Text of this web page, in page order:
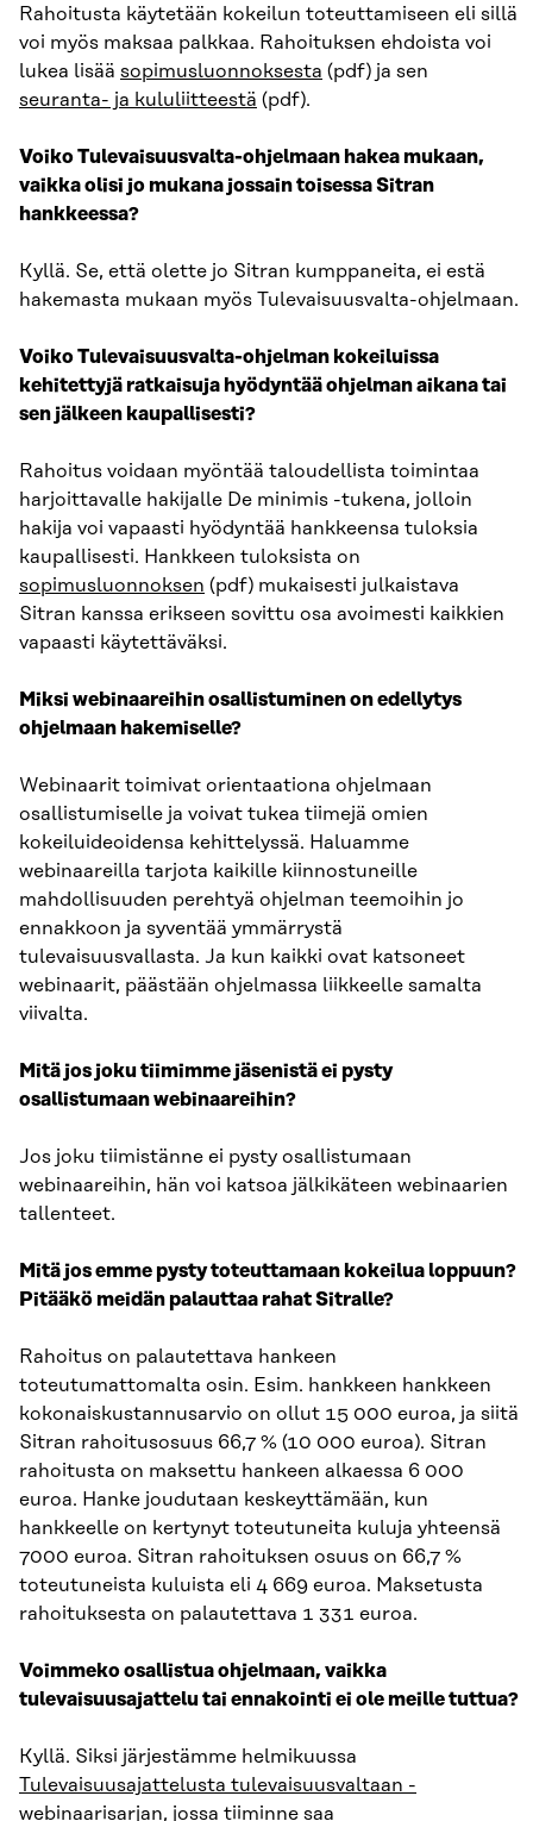
Rahoitusta käytetään kokeilun toteuttamiseen eli sillä
voi myös maksaa palkkaa. Rahoituksen ehdoista voi
lukea lisää sopimusluonnoksesta (pdf) ja sen
seuranta- ja kululiitteestä (pdf).
Voiko Tulevaisuusvalta-ohjelmaan hakea mukaan,
vaikka olisi jo mukana jossain toisessa Sitran
hankkeessa?
Kyllä. Se, että olette jo Sitran kumppaneita, ei estä
hakemasta mukaan myös Tulevaisuusvalta-ohjelmaan.
Voiko Tulevaisuusvalta-ohjelman kokeiluissa
kehitettyjä ratkaisuja hyödyntää ohjelman aikana tai
sen jälkeen kaupallisesti?
Rahoitus voidaan myöntää taloudellista toimintaa
harjoittavalle hakijalle De minimis -tukena, jolloin
hakija voi vapaasti hyödyntää hankkeensa tuloksia
kaupallisesti. Hankkeen tuloksista on
sopimusluonnoksen (pdf) mukaisesti julkaistava
Sitran kanssa erikseen sovittu osa avoimesti kaikkien
vapaasti käytettäväksi.
Miksi webinaareihin osallistuminen on edellytys
ohjelmaan hakemiselle?
Webinaarit toimivat orientaationa ohjelmaan
osallistumiselle ja voivat tukea tiimejä omien
kokeiluideoidensa kehittelyssä. Haluamme
webinaareilla tarjota kaikille kiinnostuneille
mahdollisuuden perehtyä ohjelman teemoihin jo
ennakkoon ja syventää ymmärrystä
tulevaisuusvallasta. Ja kun kaikki ovat katsoneet
webinaarit, päästään ohjelmassa liikkeelle samalta
viivalta.
Mitä jos joku tiimimme jäsenistä ei pysty
osallistumaan webinaareihin?
Jos joku tiimistänne ei pysty osallistumaan
webinaareihin, hän voi katsoa jälkikäteen webinaarien
tallenteet.
Mitä jos emme pysty toteuttamaan kokeilua loppuun?
Pitääkö meidän palauttaa rahat Sitralle?
Rahoitus on palautettava hankeen
toteutumattomalta osin. Esim. hankkeen hankkeen
kokonaiskustannusarvio on ollut 15 000 euroa, ja siitä
Sitran rahoitusosuus 66,7 % (10 000 euroa). Sitran
rahoitusta on maksettu hankeen alkaessa 6 000
euroa. Hanke joudutaan keskeyttämään, kun
hankkeelle on kertynyt toteutuneita kuluja yhteensä
7000 euroa. Sitran rahoituksen osuus on 66,7 %
toteutuneista kuluista eli 4 669 euroa. Maksetusta
rahoituksesta on palautettava 1 331 euroa.
Voimmeko osallistua ohjelmaan, vaikka
tulevaisuusajattelu tai ennakointi ei ole meille tuttua?
Kyllä. Siksi järjestämme helmikuussa
Tulevaisuusajattelusta tulevaisuusvaltaan -
webinaarisarjan, jossa tiiminne saa